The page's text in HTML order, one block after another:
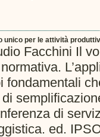
unico per le attività
Facchini Il
fondamentali
di
ed.